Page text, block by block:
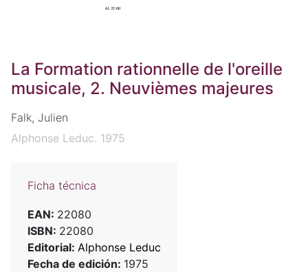
La Formation rationnelle de l'oreille
musicale, 2. Neuvièmes majeures
Falk, Julien
Alphonse Leduc. 1975
Ficha técnica
EAN: 22080
ISBN: 22080
Editorial: Alphonse Leduc
Fecha de edición: 1975